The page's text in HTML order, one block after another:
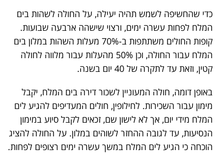
כדי שהחשיפה לשמש תהיה יעילה, על החולה לשהות בים
המלח לפחות עשרה ימים, ורצוי שישהה ארבעה שבועות.
קופות החולים משתתפות ב-70% מעלות השהות במלון בים
המלח עבור החולה, וכן 50% מהעלות עבור מלווה לחולה
קטין, וזאת עד לתקרה של 40 יום בשנה.
באופן דומה, חולה המעוניין לשכור דירה בים המלח, יקבל
מימון עבור השכירות. לחילופין, חולים המעדיפים להגיע לים
המלח מידי יום, אך לא לישון שם, זכאים לקבל סיוע במימון
הנסיעות, עד לגובה ההחזר לשוהים במלון. על החולה להציג
הוכחה כי הגיע לים המלח במשך עשרה ימים רצופים לפחות.